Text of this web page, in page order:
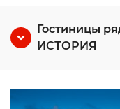
Гостиницы
ИСТОРИЯ